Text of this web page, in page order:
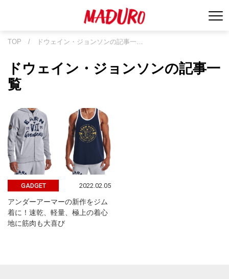
TOP / ドウェイン・ジョンソンの記事一…
ドウェイン・ジョンソンの記事一
覧
GADGET 2022.02.05
アンダーアーマーの新作をジム
着に！速乾、軽量、極上の着心
地に筋肉も大喜び